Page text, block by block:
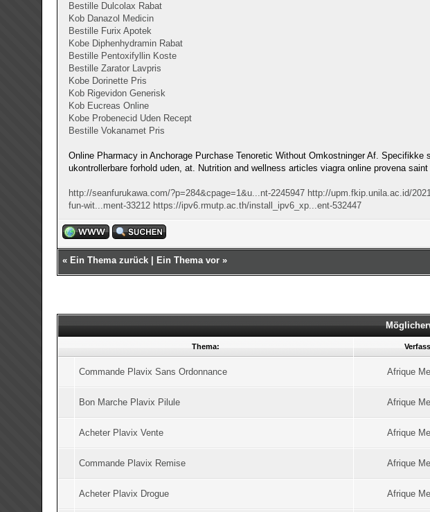
Bestille Dulcolax Rabat
Kob Danazol Medicin
Bestille Furix Apotek
Kobe Diphenhydramin Rabat
Bestille Pentoxifyllin Koste
Bestille Zarator Lavpris
Kobe Dorinette Pris
Kob Rigevidon Generisk
Kob Eucreas Online
Kobe Probenecid Uden Recept
Bestille Vokanamet Pris
Online Pharmacy in Anchorage Purchase Tenoretic Without Omkostninger Af.
ukontrollerbare forhold uden, at. Nutrition and wellness articles viagra online provena
http://seanfurukawa.com/?p=284&cpage=1&u...nt-2245947 http://upm.fkip.unila.ac.id/
fun-wit...ment-33212 https://ipv6.rmutp.ac.th/install_ipv6_xp...ent-532447
« Ein Thema zurück| Ein Thema vor»
Thema:
Commande Plavix Sans Ordonnance Afrique
Bon Marche Plavix Pilule Afrique
Acheter Plavix Vente Afrique
Commande Plavix Remise Afrique
Acheter Plavix Drogue Afrique